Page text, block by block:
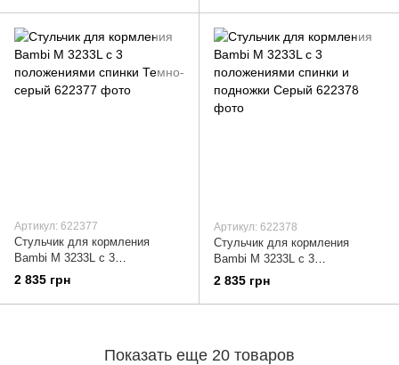
Артикул: 622377
Стульчик для кормления
Bambi M 3233L с 3
положениями спинки Темно-
2 835 грн
Артикул: 622378
Стульчик для кормления
Bambi M 3233L с 3
положениями спинки и
подножки Серый
2 835 грн
Показать еще 20 товаров